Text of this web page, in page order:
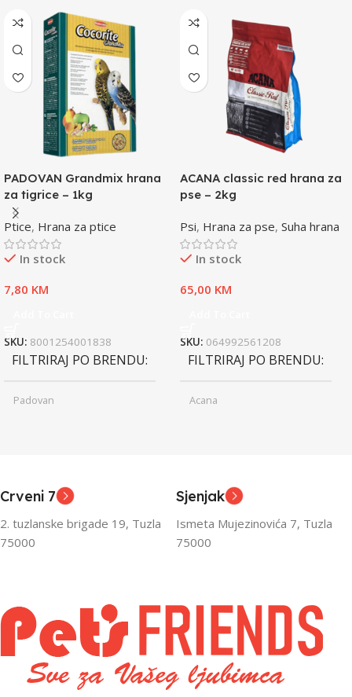
PADOVAN Grandmix hrana
za tigrice – 1kg
Ptice, Hrana za ptice
In stock
7,80 KM
SKU: 8001254001838
FILTRIRAJ PO BRENDU
Padovan
FILTRIRAJ PO TEŽINI
1kg – 3kg
ACANA classic red hrana za
pse – 2kg
Psi, Hrana za pse, Suha hrana
In stock
65,00 KM
SKU: 064992561208
FILTRIRAJ PO BRENDU
Acana
FILTRIRAJ PO TEŽINI
Crveni 7
2. tuzlanske brigade 19, Tuzla
75000
Sjenjak
Ismeta Mujezinovića 7, Tuzla
75000